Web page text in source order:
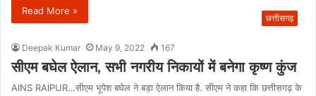
Read More »
छत्तीसगढ़
Deepak Kumar May 9, 2022 167
सीएम बघेल ऐलान, सभी नगरीय निकायों में बनेगा कृष्ण कुंज
AINS RAIPUR…सीएम भूपेश बघेल ने बड़ा ऐलान किया है. सीएम ने कहा कि छत्तीसगढ़ के